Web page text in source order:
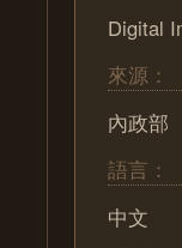
Digital
來源：
內政部
語言：
中文